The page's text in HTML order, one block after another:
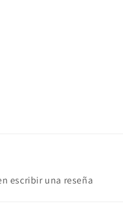
escribir una reseña